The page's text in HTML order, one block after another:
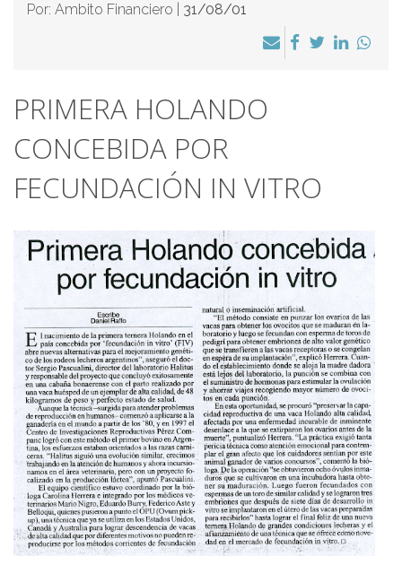
Por: Ambito Financiero | 31/08/01
PRIMERA HOLANDO
CONCEBIDA POR
FECUNDACIÓN IN VITRO